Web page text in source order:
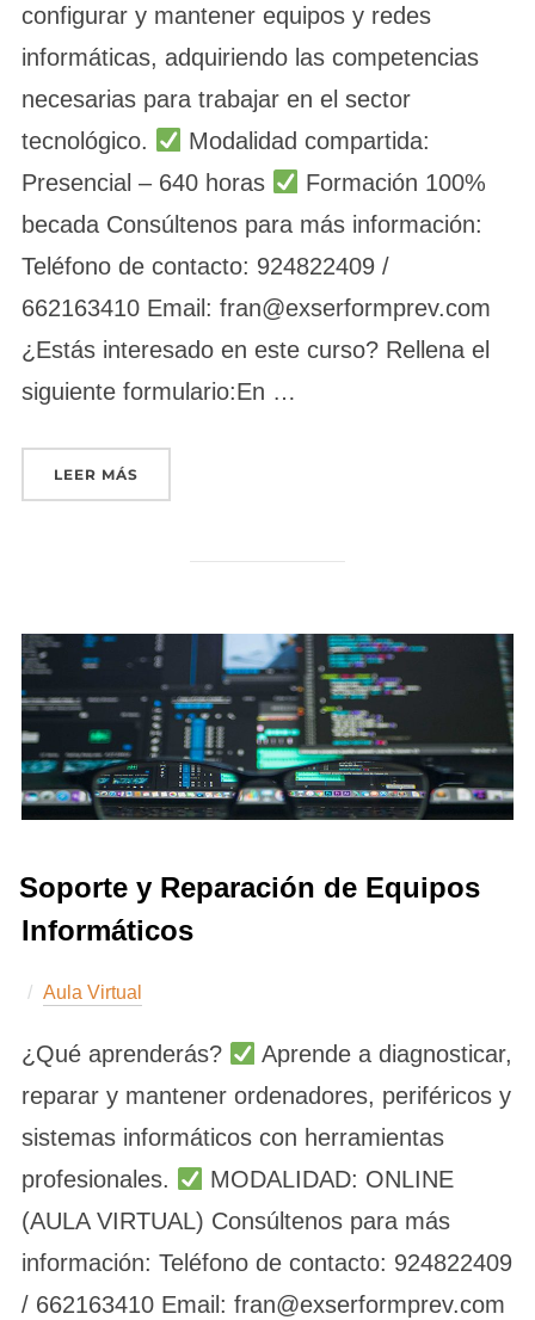
configurar y mantener equipos y redes
informáticas, adquiriendo las competencias
necesarias para trabajar en el sector
tecnológico.
Modalidad compartida:
Presencial – 640 horas
Formación 100%
becada Consúltenos para más información:
Teléfono de contacto: 924822409 /
662163410 Email: fran@exserformprev.com
¿Estás interesado en este curso? Rellena el
siguiente formulario:En …
LEER MÁS«SISTEMAS MICROINFORMÁTICOS
Soporte y Reparación de Equipos
Informáticos
Aula Virtual
¿Qué aprenderás?
Aprende a diagnosticar,
reparar y mantener ordenadores, periféricos y
sistemas informáticos con herramientas
profesionales.
MODALIDAD: ONLINE
(AULA VIRTUAL) Consúltenos para más
información: Teléfono de contacto: 924822409
/ 662163410 Email: fran@exserformprev.com